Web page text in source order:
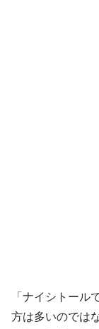
「ナイシトール
方は多いのでは